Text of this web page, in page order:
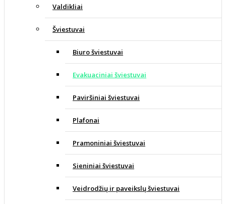
Valdikliai
Šviestuvai
Biuro šviestuvai
Evakuaciniai šviestuvai
Paviršiniai šviestuvai
Plafonai
Pramoniniai šviestuvai
Sieniniai šviestuvai
Veidrodžių ir paveikslų šviestuvai